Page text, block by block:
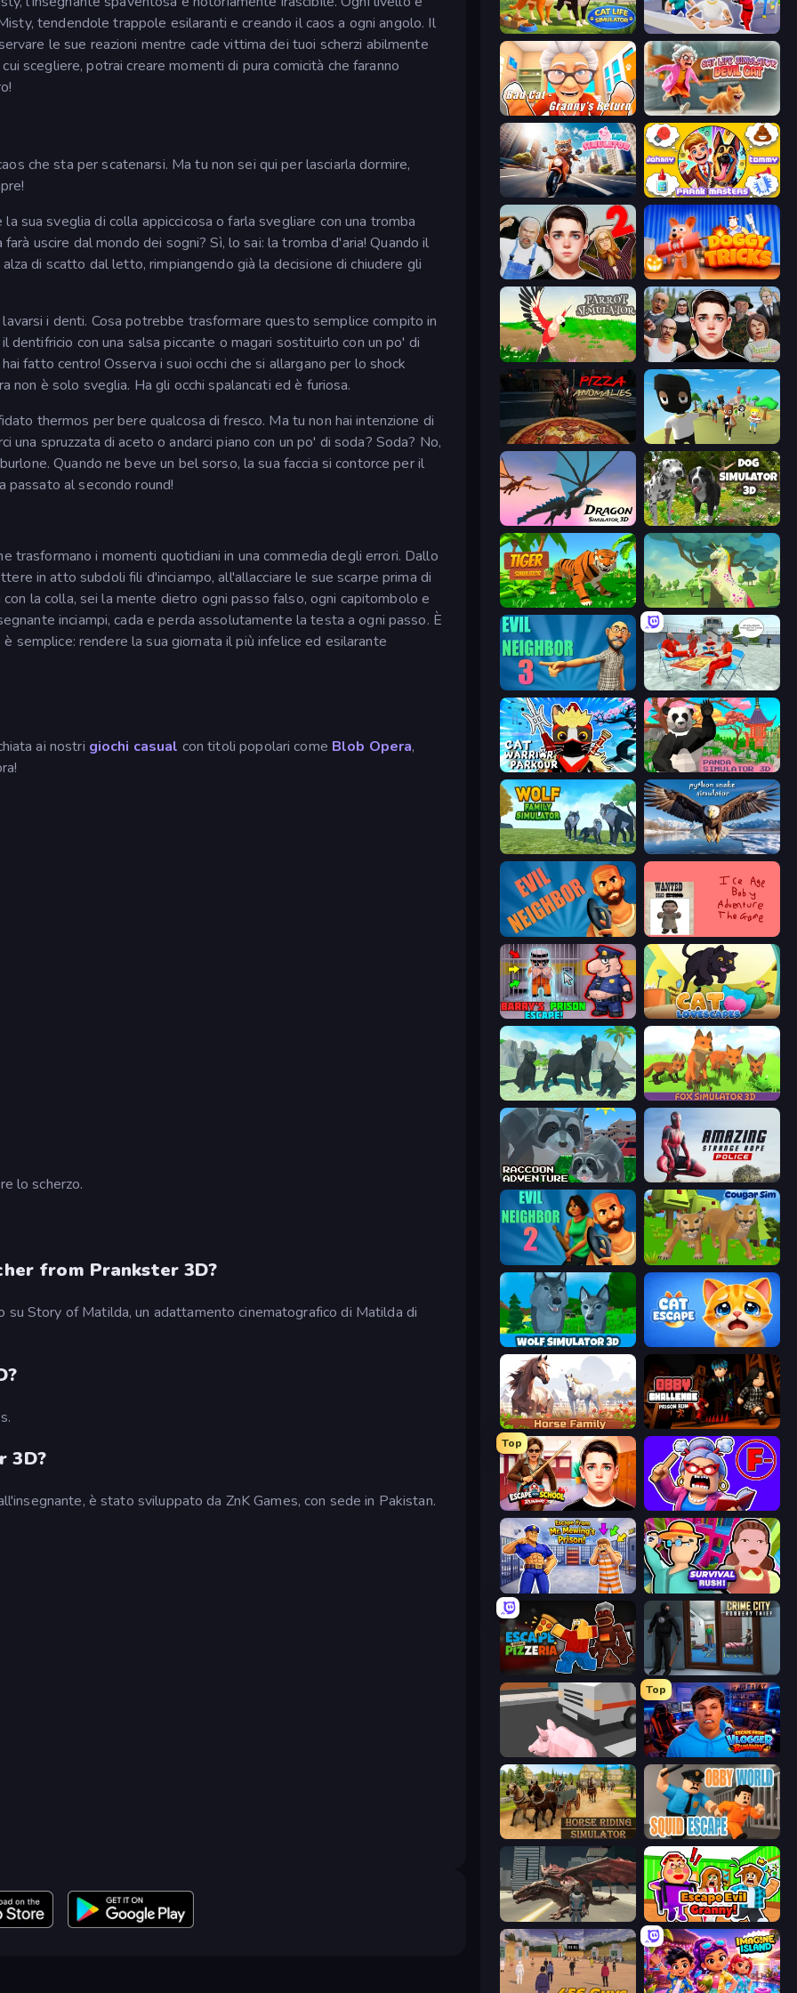
tendendole trappole esilaranti e creando il caos a ogni angolo. Il
le sue reazioni mentre cade vittima dei tuoi scherzi abilmente
scegliere, potrai creare momenti di pura comicità che faranno
che sta per scatenarsi. Ma tu non sei qui per lasciarla dormire,
sua sveglia di colla appiccicosa o farla svegliare con una tromba
uscire dal mondo dei sogni? Sì, lo sai: la tromba d'aria! Quando il
di scatto dal letto, rimpiangendo già la decisione di chiudere gli
i denti. Cosa potrebbe trasformare questo semplice compito in
con una salsa piccante o magari sostituirlo con un po' di
fatto centro! Osserva i suoi occhi che si allargano per lo shock
non è solo sveglia. Ha gli occhi spalancati ed è furiosa.
thermos per bere qualcosa di fresco. Ma tu non hai intenzione di
una spruzzata di aceto o andarci piano con un po' di soda? Soda? No,
Quando ne beve un bel sorso, la sua faccia si contorce per il
passato al secondo round!
trasformano i momenti quotidiani in una commedia degli errori. Dallo
in atto subdoli fili d'inciampo, all'allacciare le sue scarpe prima di
la colla, sei la mente dietro ogni passo falso, ogni capitombolo e
inciampi, cada e perda assolutamente la testa a ogni passo. È
semplice: rendere la sua giornata il più infelice ed esilarante
ai nostri giochi casual con titoli popolari come Blob Opera,
lo scherzo.
from Prankster 3D?
Story of Matilda, un adattamento cinematografico di Matilda di
3D?
è stato sviluppato da ZnK Games, con sede in Pakistan.
Cat Life Simulator 3D
Bad Cat - Granny's Return Cat Life Simulator: Devil Cat
Cat Life Simulator Johnny n Tommy - Prank Masters
Schoolboy Escape 2 Doggy Tricks
Parrot Simulator Schoolboy Escape: Runaway
Pizza Anomalies
Dragon Simulator 3D Dog Simulator 3D
Tiger Simulator 3D Unicorn Family Simulator Magic World
Evil Neighbor 3 Alcatraz Prison Escape Plan
Cat Warrior Parkour Panda Simulator 3D
Wolf Family Simulator Python Snake Simulator
Evil Neighbor
Barry's Prison Escape! Cat Lovescapes
Panther Family Simulator 3D Fox Simulator 3D
Raccoon Adventure: City Simulator 3D Amazing Strange Rope Police
Evil Neighbor 2 Cougar Simulator: Big Cats
Wolf Simulator: Wild Animals 3D
Horse Simulator 3D Obby Challenge: Prison Run
Top
Escape from School: Runaway
Escape From Mr.Meawing's Prison! Survival Rush!
Escape From Pizzeria
Crazy Pig Simulator
Top
Escape from Vlogger: Runaway
Horse Riding Simulator
Dragon Vice City Escape Evil Granny!